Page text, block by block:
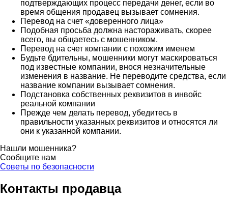
подтверждающих процесс передачи денег, если во
время общения продавец вызывает сомнения.
Перевод на счет «доверенного лица»
Подобная просьба должна настораживать, скорее
всего, вы общаетесь с мошенником.
Перевод на счет компании с похожим именем
Будьте бдительны, мошенники могут маскироваться
под известные компании, внося незначительные
изменения в название. Не переводите средства, если
название компании вызывает сомнения.
Подстановка собственных реквизитов в инвойс
реальной компании
Прежде чем делать перевод, убедитесь в
правильности указанных реквизитов и относятся ли
они к указанной компании.
Нашли мошенника?
Сообщите нам
Советы по безопасности
Контакты продавца